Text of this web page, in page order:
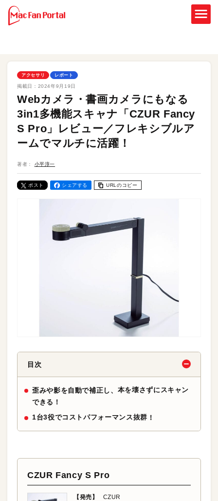
アクセサリ レポート
掲載日： 2024年9月19日
Webカメラ・書画カメラにもなる
3in1多機能スキャナ「CZUR Fancy
S Pro」レビュー／フレキシブルア
ームでマルチに活躍！
著者： 小平淳一
ポスト シェアする URLのコピー
目次
歪みや影を自動で補正し、 本を壊さずにスキャン
できる！
1台3役でコストパフォーマンス抜群 ！
CZUR Fancy S Pro
【発売】
CZUR